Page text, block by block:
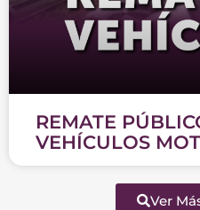
REMATE
VEHÍCULOS
Ver